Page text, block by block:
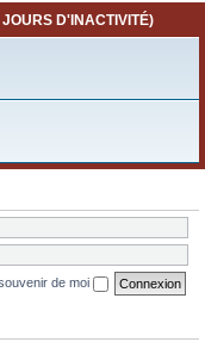
D'INACTIVITÉ)
de moi